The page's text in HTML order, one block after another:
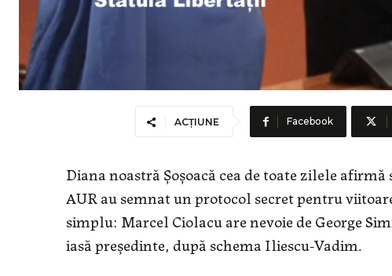
ACȚIUNE Facebook
Diana noastră Șoșoacă cea de toate zilele
AUR au semnat un protocol secret pentru
simplu: Marcel Ciolacu are nevoie de George
iasă președinte, după schema Iliescu-Vadim.